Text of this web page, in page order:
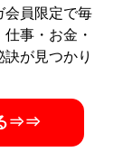
会員限定で毎
事・お金・
が見つかり
⇒⇒